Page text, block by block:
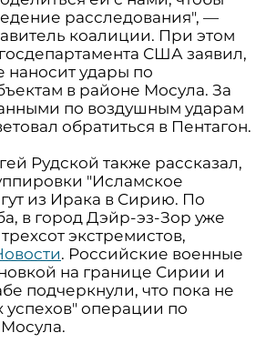
расследования", —
коалиции. При этом
США заявил,
наносит удары по
в районе Мосула. За
по воздушным ударам
обратиться в Пентагон.
Рудской также рассказал,
"Исламское
из Ирака в Сирию. По
в город Дэйр-эз-Зор уже
экстремистов,
. Российские военные
на границе Сирии и
подчеркнули, что пока не
успехов" операции по